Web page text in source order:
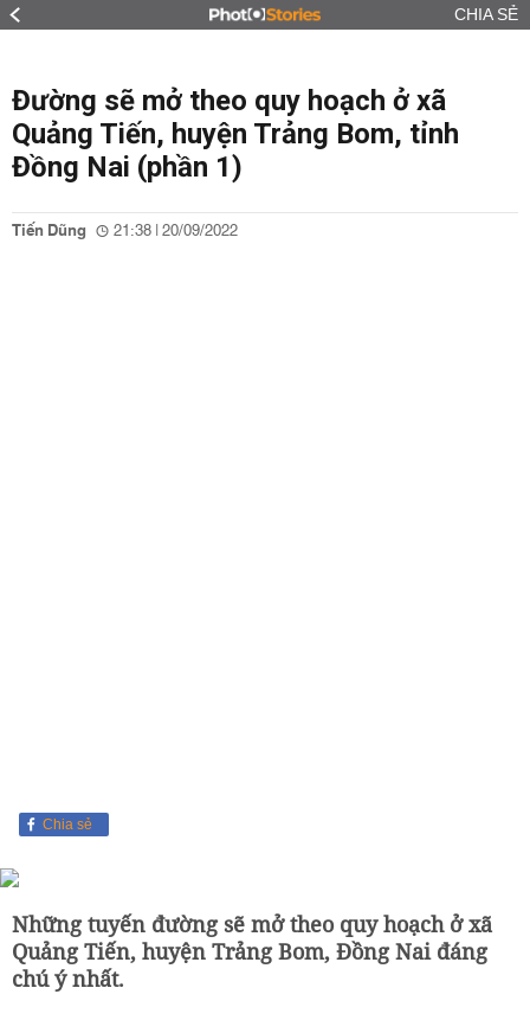
CHIA SẺ
Đường sẽ mở theo quy hoạch ở xã
Quảng Tiến, huyện Trảng Bom, tỉnh
Đồng Nai (phần 1)
Tiến Dũng 21:38 | 20/09/2022
Chia sẻ
Những tuyến đường sẽ mở theo quy hoạch ở xã
Quảng Tiến, huyện Trảng Bom, Đồng Nai đáng
chú ý nhất.